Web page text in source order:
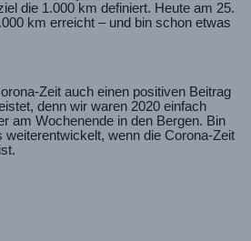
die 1.000 km definiert. Heute am 25.
km erreicht – und bin schon etwas
Zeit auch einen positiven Beitrag
denn wir waren 2020 einfach
am Wochenende in den Bergen. Bin
weiterentwickelt, wenn die Corona-Zeit